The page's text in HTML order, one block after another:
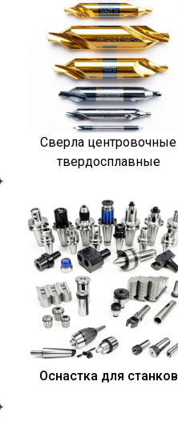
Сверла центровочные
твердосплавные
Оснастка для станков